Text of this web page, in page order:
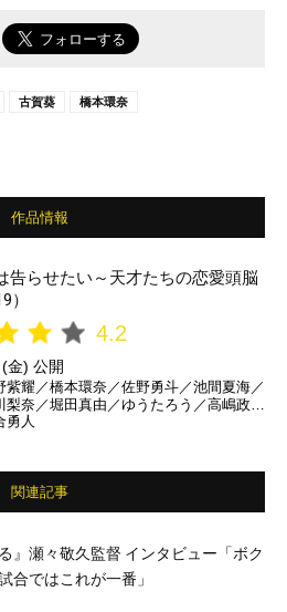
古賀葵 橋本環奈
作品情報
告らせたい～天才たちの恋愛頭脳
）
4.2
金) 公開
紫耀／橋本環奈／佐野勇斗／池間夏海／
梨奈／堀田真由／ゆうたろう／高嶋政宏
藤二郎／古賀葵 ほか
勇人
関連記事
る』瀬々敬久監督 インタビュー「ボク
合ではこれが一番」